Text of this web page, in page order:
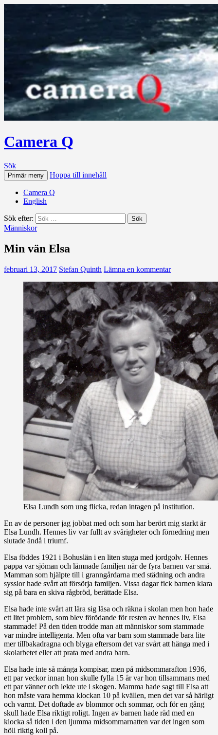
Camera Q
Sök
Primär meny Hoppa till innehåll
Camera Q
English
Sök efter:
Människor
Min vän Elsa
februari 13, 2017 Stefan Quinth Lämna en kommentar
Elsa Lundh som ung flicka, redan intagen på institution.
En av de personer jag jobbat med och som har berört mig starkt är
Elsa Lundh. Hennes liv var fullt av svårigheter och förnedring men
slutade ändå i triumf.
Elsa föddes 1921 i Bohuslän i en liten stuga med jordgolv. Hennes
pappa var sjöman och lämnade familjen när de fyra barnen var små.
Mamman som hjälpte till i granngårdarna med städning och andra
sysslor hade svårt att försörja familjen. Vissa dagar fick barnen klara
sig på bara en skiva rågbröd, berättade Elsa.
Elsa hade inte svårt att lära sig läsa och räkna i skolan men hon hade
ett litet problem, som blev förödande för resten av hennes liv, Elsa
stammade! På den tiden trodde man att människor som stammade
var mindre intelligenta. Men ofta var barn som stammade bara lite
mer tillbakadragna och blyga eftersom det var svårt att hänga med i
skolarbetet eller att prata med andra barn.
Elsa hade inte så många kompisar, men på midsommarafton 1936,
ett par veckor innan hon skulle fylla 15 år var hon tillsammans med
ett par vänner och lekte ute i skogen. Mamma hade sagt till Elsa att
hon måste vara hemma klockan 10 på kvällen, men det var så härligt
och varmt. Det doftade av blommor och sommar, och för en gång
skull hade Elsa riktigt roligt. Ingen av barnen hade råd med en
klocka så tiden i den ljumma midsommarnatten var det ingen som
höll riktig koll på.